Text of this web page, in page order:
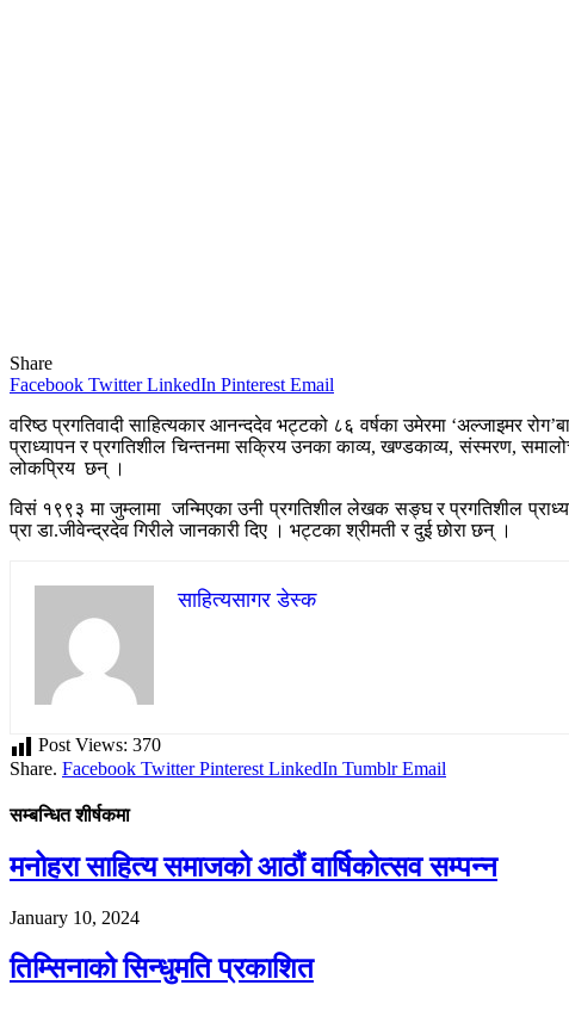
Share
Facebook Twitter LinkedIn Pinterest Email
वरिष्ठ प्रगतिवादी साहित्यकार आनन्ददेव भट्टको ८६ वर्षका उमेरमा ‘अल्जाइमर
प्राध्यापन र प्रगतिशील चिन्तनमा सक्रिय उनका काव्य, खण्डकाव्य, संस्मरण,
लोकप्रिय छन् ।
विसं १९९३ मा जुम्लामा जन्मिएका उनी प्रगतिशील लेखक सङ्घ र प्रगतिशील
प्रा डा.जीवेन्द्रदेव गिरीले जानकारी दिए । भट्टका श्रीमती र दुई छोरा छन् ।
साहित्यसागर डेस्क
Post Views: 370
Share. Facebook Twitter Pinterest LinkedIn Tumblr Email
सम्बन्धित शीर्षकमा
मनोहरा साहित्य समाजको आठौं वार्षिकोत्सव सम्पन्न
January 10, 2024
तिम्सिनाको सिन्धुमति प्रकाशित